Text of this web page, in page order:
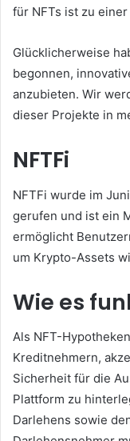
für NFTs ist zu
Glücklicherweise
begonnen,
anzubieten. Wir
dieser Projekte in
NFTFi
NFTFi wurde im
gerufen und ist ein
ermöglicht
um Krypto-Assets
Wie es
Als NFT-
Kreditnehmern,
Sicherheit für die
Plattform zu
Darlehens sowie